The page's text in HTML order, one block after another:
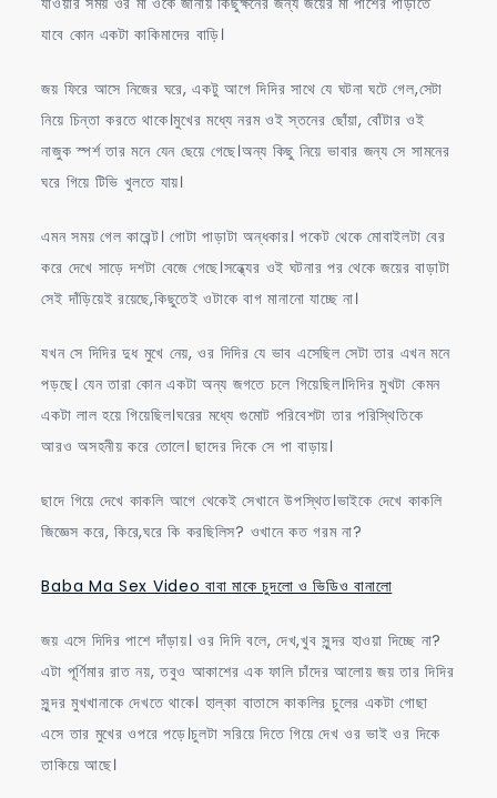
যাবে কোন একটা কাকিমাদের বাড়ি।
জয় ফিরে আসে নিজের ঘরে, একটু আগে দিদির সাথে যে ঘটনা ঘটে গেল,সেটা
নিয়ে চিন্তা করতে থাকে।মুখের মধ্যে নরম ওই স্তনের ছোঁয়া, বোঁটার ওই
নাজুক স্পর্শ তার মনে যেন ছেয়ে গেছে।অন্য কিছু নিয়ে ভাবার জন্য সে সামনের
ঘরে গিয়ে টিভি খুলতে যায়।
এমন সময় গেল কারেন্ট। গোটা পাড়াটা অন্ধকার। পকেট থেকে মোবাইলটা বের
করে দেখে সাড়ে দশটা বেজে গেছে।সন্ধ্যের ওই ঘটনার পর থেকে জয়ের বাড়াটা
সেই দাঁড়িয়েই রয়েছে,কিছুতেই ওটাকে বাগ মানানো যাচ্ছে না।
যখন সে দিদির দুধ মুখে নেয়, ওর দিদির যে ভাব এসেছিল সেটা তার এখন মনে
পড়ছে। যেন তারা কোন একটা অন্য জগতে চলে গিয়েছিল।দিদির মুখটা কেমন
একটা লাল হয়ে গিয়েছিল।ঘরের মধ্যে গুমোট পরিবেশটা তার পরিস্থিতিকে
আরও অসহনীয় করে তোলে। ছাদের দিকে সে পা বাড়ায়।
ছাদে গিয়ে দেখে কাকলি আগে থেকেই সেখানে উপস্থিত।ভাইকে দেখে কাকলি
জিজ্ঞেস করে, কিরে,ঘরে কি করছিলিস? ওখানে কত গরম না?
Baba Ma Sex Video বাবা মাকে চুদলো ও ভিডিও বানালো
জয় এসে দিদির পাশে দাঁড়ায়। ওর দিদি বলে, দেখ,খুব সুন্দর হাওয়া দিচ্ছে না?
এটা পূর্ণিমার রাত নয়, তবুও আকাশের এক ফালি চাঁদের আলোয় জয় তার দিদির
সুন্দর মুখখানাকে দেখতে থাকে। হাল্কা বাতাসে কাকলির চুলের একটা গোছা
এসে তার মুখের ওপরে পড়ে।চুলটা সরিয়ে দিতে গিয়ে দেখ ওর ভাই ওর দিকে
তাকিয়ে আছে।